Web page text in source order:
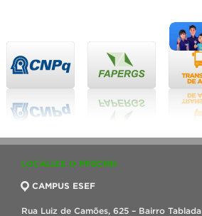
LOCALIZE O PPGCMH
CAMPUS ESEF
Rua Luiz de Camões, 625 – Bairro Tablada